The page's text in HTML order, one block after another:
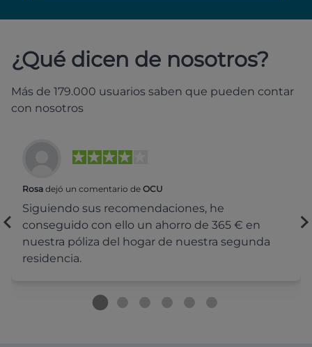
¿Qué dicen de nosotros?
Más de 179.000 usuarios saben que pueden contar
con nosotros
Rosa dejó un comentario de OCU
Siguiendo sus recomendaciones, he
conseguido con ello un ahorro de 365 € en
nuestra póliza del hogar de nuestra segunda
residencia.